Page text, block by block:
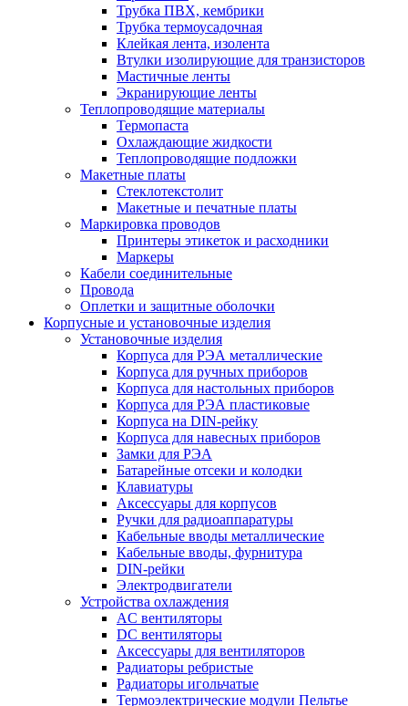
Трубка ПВХ, кембрики
Трубка термоусадочная
Клейкая лента, изолента
Втулки изолирующие для транзисторов
Мастичные ленты
Экранирующие ленты
Теплопроводящие материалы
Термопаста
Охлаждающие жидкости
Теплопроводящие подложки
Макетные платы
Стеклотекстолит
Макетные и печатные платы
Маркировка проводов
Принтеры этикеток и расходники
Маркеры
Кабели соединительные
Провода
Оплетки и защитные оболочки
Корпусные и установочные изделия
Установочные изделия
Корпуса для РЭА металлические
Корпуса для ручных приборов
Корпуса для настольных приборов
Корпуса для РЭА пластиковые
Корпуса на DIN-рейку
Корпуса для навесных приборов
Замки для РЭА
Батарейные отсеки и колодки
Клавиатуры
Аксессуары для корпусов
Ручки для радиоаппаратуры
Кабельные вводы металлические
Кабельные вводы, фурнитура
DIN-рейки
Электродвигатели
Устройства охлаждения
AC вентиляторы
DC вентиляторы
Аксессуары для вентиляторов
Радиаторы ребристые
Радиаторы игольчатые
Термоэлектрические модули Пельтье